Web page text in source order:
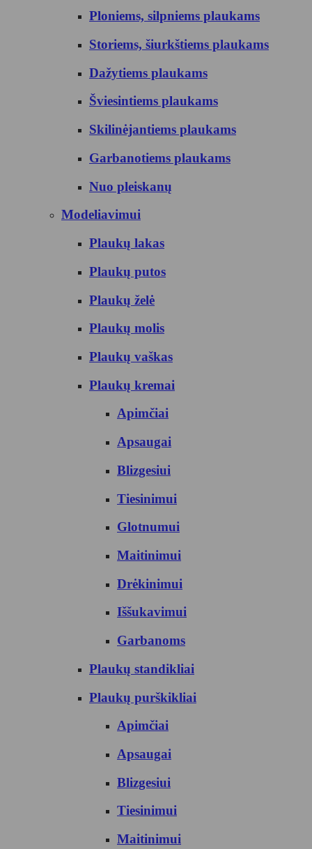
Ploniems, silpniems plaukams
Storiems, šiurkštiems plaukams
Dažytiems plaukams
Šviesintiems plaukams
Skilinėjantiems plaukams
Garbanotiems plaukams
Nuo pleiskanų
Modeliavimui
Plaukų lakas
Plaukų putos
Plaukų želė
Plaukų molis
Plaukų vaškas
Plaukų kremai
Apimčiai
Apsaugai
Blizgesiui
Tiesinimui
Glotnumui
Maitinimui
Drėkinimui
Iššukavimui
Garbanoms
Plaukų standikliai
Plaukų purškikliai
Apimčiai
Apsaugai
Blizgesiui
Tiesinimui
Maitinimui